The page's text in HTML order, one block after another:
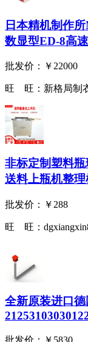
日本精机制作
数显型ED-8高
批发价： ￥22000
旺 旺： 新格局制
非标定制塑料
送料上瓶机整理
批发价： ￥288
旺 旺：
全新原装进口